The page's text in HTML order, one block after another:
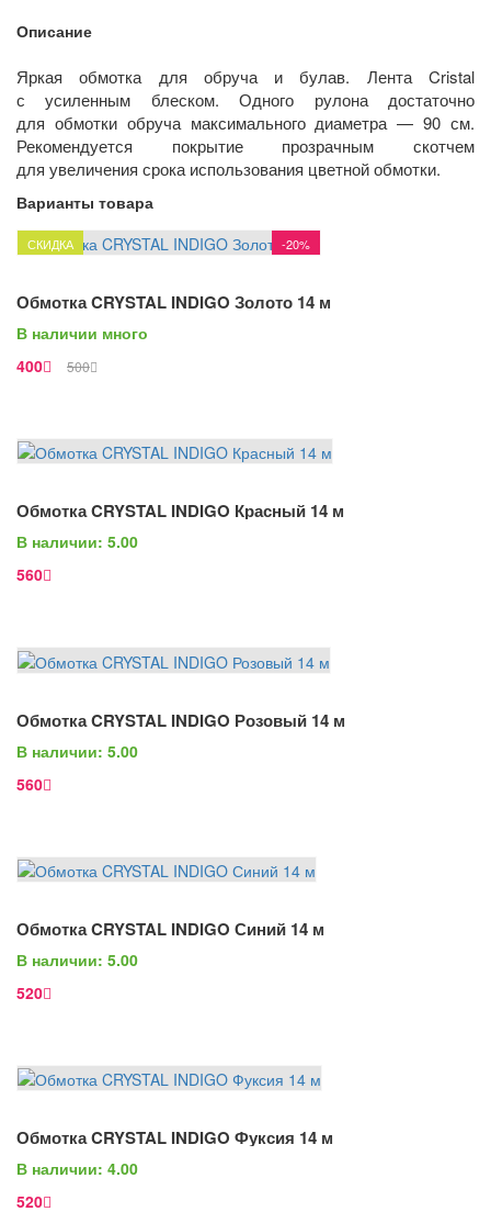
Описание
Яркая обмотка для обруча и булав. Лента Cristal
с усиленным блеском. Одного рулона достаточно
для обмотки обруча максимального диаметра — 90 см.
Рекомендуется покрытие прозрачным скотчем
для увеличения срока использования цветной обмотки.
Варианты товара
-20%
СКИДКА
Обмотка CRYSTAL INDIGO Золото 14 м
В наличии много
400
500
Обмотка CRYSTAL INDIGO Красный 14 м
В наличии: 5.00
560
Обмотка CRYSTAL INDIGO Розовый 14 м
В наличии: 5.00
560
Обмотка CRYSTAL INDIGO Синий 14 м
В наличии: 5.00
520
Обмотка CRYSTAL INDIGO Фуксия 14 м
В наличии: 4.00
520